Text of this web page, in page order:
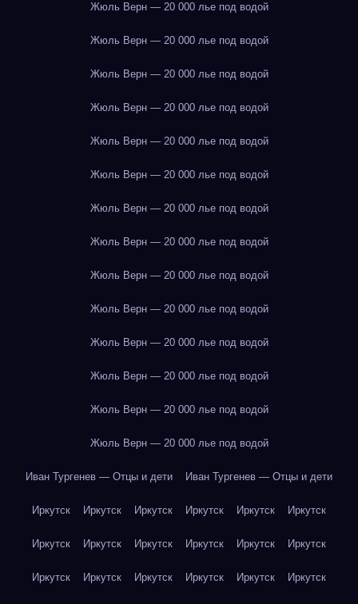
Жюль Верн — 20 000 лье под водой
Жюль Верн — 20 000 лье под водой
Жюль Верн — 20 000 лье под водой
Жюль Верн — 20 000 лье под водой
Жюль Верн — 20 000 лье под водой
Жюль Верн — 20 000 лье под водой
Жюль Верн — 20 000 лье под водой
Жюль Верн — 20 000 лье под водой
Жюль Верн — 20 000 лье под водой
Жюль Верн — 20 000 лье под водой
Жюль Верн — 20 000 лье под водой
Жюль Верн — 20 000 лье под водой
Жюль Верн — 20 000 лье под водой
Жюль Верн — 20 000 лье под водой
Иван Тургенев — Отцы и дети Иван Тургенев — Отцы и дети
Иркутск Иркутск Иркутск Иркутск Иркутск Иркутск
Иркутск Иркутск Иркутск Иркутск Иркутск Иркутск
Иркутск Иркутск Иркутск Иркутск Иркутск Иркутск